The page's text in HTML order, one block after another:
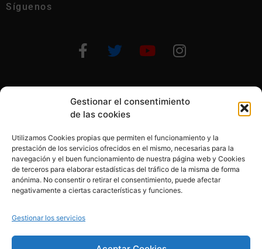
Gestionar el consentimiento
de las cookies
Utilizamos Cookies propias que permiten el funcionamiento y la
prestación de los servicios ofrecidos en el mismo, necesarias para la
navegación y el buen funcionamiento de nuestra página web y Cookies
de terceros para elaborar estadísticas del tráfico de la misma de forma
anónima. No consentir o retirar el consentimiento, puede afectar
negativamente a ciertas características y funciones.
Gestionar los servicios
Síguenos
Otras formas de ayudar
© 2020, Fundación Alba Pérez. All Rights Reserved